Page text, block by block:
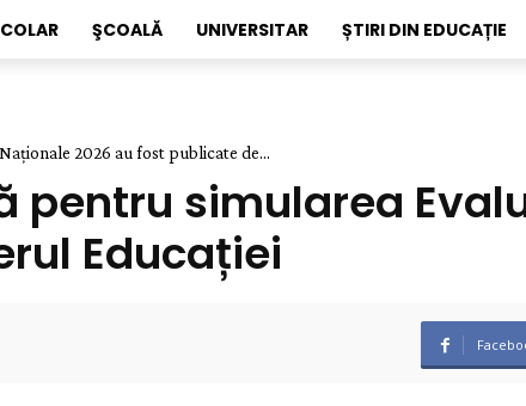
ŞCOALĂ UNIVERSITAR ȘTIRI DIN EDUCAȚIE
2026 au fost publicate de...
pentru simularea
Educației